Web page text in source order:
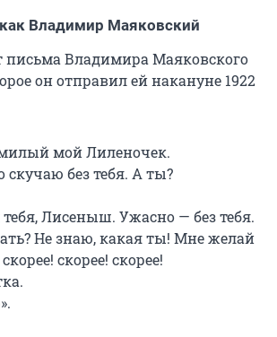
Владимир Маяковский
письма Владимира Маяковского
он отправил ей накануне 1922
мой Лиленочек.
без тебя. А ты?
Лисеныш. Ужасно — без тебя.
Не знаю, какая ты! Мне желай
скорее! скорее!